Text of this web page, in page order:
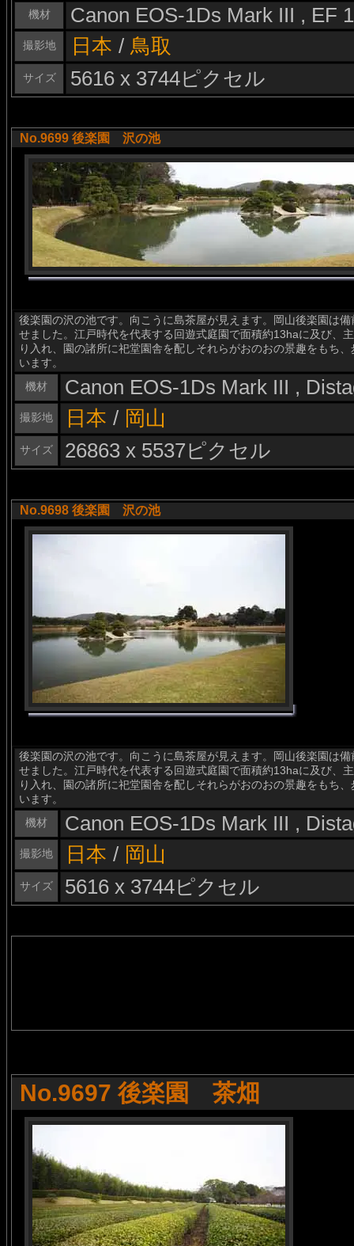
機材
Canon EOS-1Ds Mark III , EF
撮影地 日本 / 鳥取
サイズ 5616 x 3744ピクセル
No.9699 後楽園 沢の池
後楽園の沢の池です。向こうに島茶屋が見えます。岡山後楽園は
せました。江戸時代を代表する回遊式庭園で面積約13haに及び、
り入れ、園の諸所に祀堂園舎を配しそれらがおのおの景趣をもち
います。
機材
Canon EOS-1Ds Mark III ,
撮影地 日本 / 岡山
サイズ 26863 x 5537ピクセル
No.9698 後楽園 沢の池
後楽園の沢の池です。向こうに島茶屋が見えます。岡山後楽園は
せました。江戸時代を代表する回遊式庭園で面積約13haに及び、
り入れ、園の諸所に祀堂園舎を配しそれらがおのおの景趣をもち
います。
機材
Canon EOS-1Ds Mark III ,
撮影地 日本 / 岡山
サイズ 5616 x 3744ピクセル
No.9697 後楽園 茶畑